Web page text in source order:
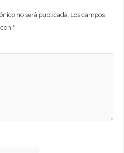
no será publicada. Los campos
*